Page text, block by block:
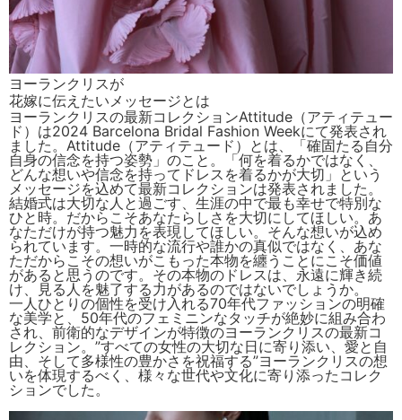
ヨーランクリスが
花嫁に伝えたいメッセージとは
ヨーランクリスの最新コレクションAttitude（アティテュー
ド）は2024 Barcelona Bridal Fashion Weekにて発表され
ました。Attitude（アティテュード）とは、「確固たる自分
自身の信念を持つ姿勢」のこと。「何を着るかではなく、
どんな想いや信念を持ってドレスを着るかが大切」という
メッセージを込めて最新コレクションは発表されました。
結婚式は大切な人と過ごす、生涯の中で最も幸せで特別な
ひと時。だからこそあなたらしさを大切にしてほしい。あ
なただけが持つ魅力を表現してほしい。そんな想いが込め
られています。一時的な流行や誰かの真似ではなく、あな
ただからこその想いがこもった本物を纏うことにこそ価値
があると思うのです。その本物のドレスは、永遠に輝き続
け、見る人を魅了する力があるのではないでしょうか。
一人ひとりの個性を受け入れる70年代ファッションの明確
な美学と、50年代のフェミニンなタッチが絶妙に組み合わ
され、前衛的なデザインが特徴のヨーランクリスの最新コ
レクション。”すべての女性の大切な日に寄り添い、愛と自
由、そして多様性の豊かさを祝福する”ヨーランクリスの想
いを体現するべく、様々な世代や文化に寄り添ったコレク
ションでした。